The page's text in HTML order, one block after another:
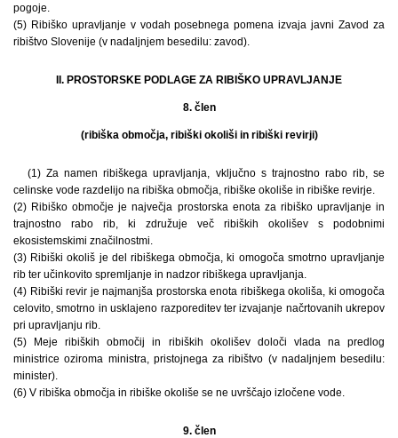
pogoje.
(5) Ribiško upravljanje v vodah posebnega pomena izvaja javni Zavod za
ribištvo Slovenije (v nadaljnjem besedilu: zavod).
II. PROSTORSKE PODLAGE ZA RIBIŠKO UPRAVLJANJE
8. člen
(ribiška območja, ribiški okoliši in ribiški revirji)
(1) Za namen ribiškega upravljanja, vključno s trajnostno rabo rib, se
celinske vode razdelijo na ribiška območja, ribiške okoliše in ribiške revirje.
(2) Ribiško območje je največja prostorska enota za ribiško upravljanje in
trajnostno rabo rib, ki združuje več ribiških okolišev s podobnimi
ekosistemskimi značilnostmi.
(3) Ribiški okoliš je del ribiškega območja, ki omogoča smotrno upravljanje
rib ter učinkovito spremljanje in nadzor ribiškega upravljanja.
(4) Ribiški revir je najmanjša prostorska enota ribiškega okoliša, ki omogoča
celovito, smotrno in usklajeno razporeditev ter izvajanje načrtovanih ukrepov
pri upravljanju rib.
(5) Meje ribiških območij in ribiških okolišev določi vlada na predlog
ministrice oziroma ministra, pristojnega za ribištvo (v nadaljnjem besedilu:
minister).
(6) V ribiška območja in ribiške okoliše se ne uvrščajo izločene vode.
9. člen